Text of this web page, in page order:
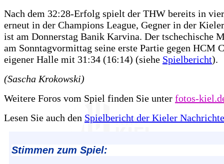
Nach dem 32:28-Erfolg spielt der THW bereits in
erneut in der Champions League, Gegner in der
ist am Donnerstag Banik Karvina. Der tschechische
am Sonntagvormittag seine erste Partie gegen HCM
eigener Halle mit 31:34 (16:14) (siehe Spielbericht).
(Sascha Krokowski)
Weitere Foros vom Spiel finden Sie unter fotos-
Lesen Sie auch den Spielbericht der Kieler
Stimmen zum Spiel: